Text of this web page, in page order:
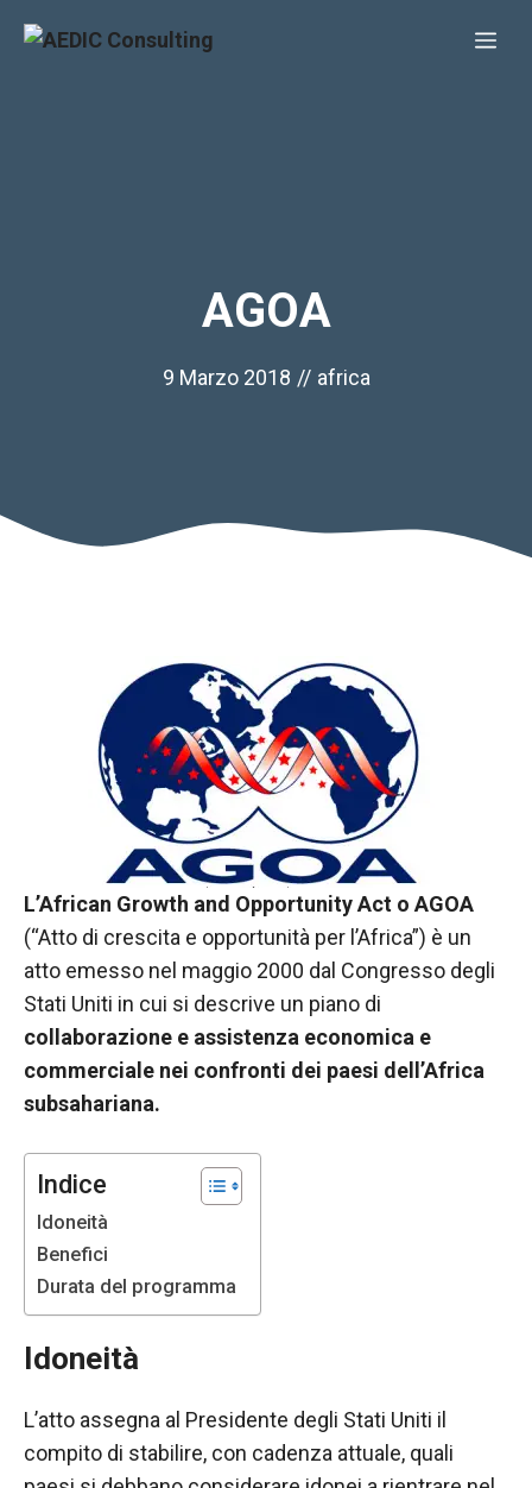
AGOA
9 Marzo 2018 // africa
L’African Growth and Opportunity Act o AGOA
(“Atto di crescita e opportunità per l’Africa”) è un
atto emesso nel maggio 2000 dal Congresso degli
Stati Uniti in cui si descrive un piano di
collaborazione e assistenza economica e
commerciale nei confronti dei paesi dell’Africa
subsahariana.
Indice
Idoneità
Benefici
Durata del programma
Idoneità
L’atto assegna al Presidente degli Stati Uniti il
compito di stabilire, con cadenza attuale, quali
Necessario
Questi cookie
non sono
opzionali.
Sono
necessari per
funzionamento
del sito web.
Statistiche
Al fine di
la
funzionalità
e la
sito Web, in
come viene
utilizzato il
sito Web.